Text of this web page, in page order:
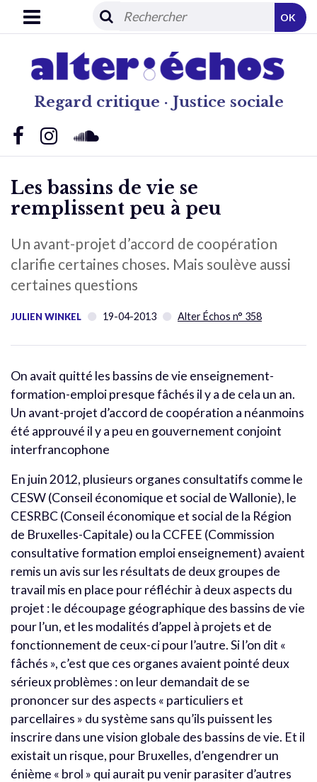
Regard critique · Justice sociale
OK
Les bassins de vie se
remplissent peu à peu
Un avant-projet d’accord de coopération
clarifie certaines choses. Mais soulève aussi
certaines questions
JULIEN WINKEL 19-04-2013 Alter Échos n° 358
On avait quitté les bassins de vie enseignement-
formation-emploi presque fâchés il y a de cela un an.
Un avant-projet d’accord de coopération a néanmoins
été approuvé il y a peu en gouvernement conjoint
interfrancophone
En juin 2012, plusieurs organes consultatifs comme le
CESW (Conseil économique et social de Wallonie), le
CESRBC (Conseil économique et social de la Région
de Bruxelles-Capitale) ou la CCFEE (Commission
consultative formation emploi enseignement) avaient
remis un avis sur les résultats de deux groupes de
travail mis en place pour réfléchir à deux aspects du
projet : le découpage géographique des bassins de vie
pour l’un, et les modalités d’appel à projets et de
fonctionnement de ceux-ci pour l’autre. Si l’on dit «
fâchés », c’est que ces organes avaient pointé deux
sérieux problèmes : on leur demandait de se
prononcer sur des aspects « particuliers et
parcellaires » du système sans qu’ils puissent les
inscrire dans une vision globale des bassins de vie. Et il
existait un risque, pour Bruxelles, d’engendrer un
énième « brol » qui aurait pu venir parasiter d’autres